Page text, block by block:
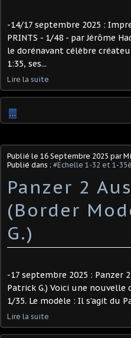
-14/17 septembre 2025 :
PRINTS - 1/48 - par Jérôme
le dorénavant célèbre
1:35, ses...
Lire la suite
…
Publié le 16 Septembre 2025 par
Publié dans : #Echelle 1-32 et 1-
Panzer 2
(Border
G.)
-17 septembre 2025 : Panzer
Patrick G.) Voici une
1/35. Le modèle : Il s'agit du
Lire la suite